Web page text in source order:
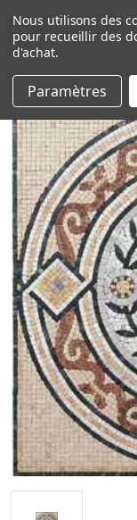
Nous utilisons des
pour recueillir des
d'achat.
Paramètres